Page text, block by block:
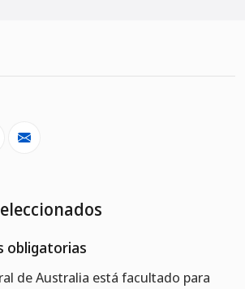
obligatorias
de Australia está facultado para